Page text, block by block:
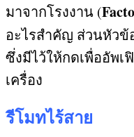
มาจากโรงงาน (
อะไรสำคัญ ส่วนหัวข้
ซึ่งมีไว้ให้กดเพื่ออัพ
เครื่อง
รีโมทไร้สาย